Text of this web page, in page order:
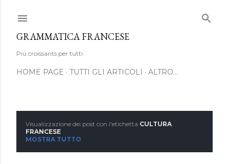
GRAMMATICA FRANCESE
Più croissants per tutti
HOME PAGE TUTTI GLI ARTICOLI ALTRO…
o
Visualizzazione dei post con l'etichetta CULTURA
FRANCESE
MOSTRA TUTTO